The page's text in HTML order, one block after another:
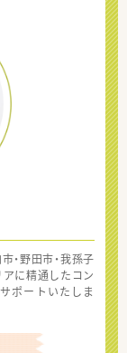
・野田市・我孫子
アに精通したコン
ポートいたしま